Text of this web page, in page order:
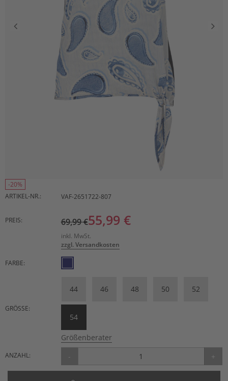
-20%
ARTIKEL-NR.:
VAF-2651722-807
PREIS: 69,99 €55,99 €
inkl. MwSt.
zzgl. Versandkosten
FARBE:
GRÖSSE:
44 46 48 50 52
54
Größenberater
ANZAHL: - +